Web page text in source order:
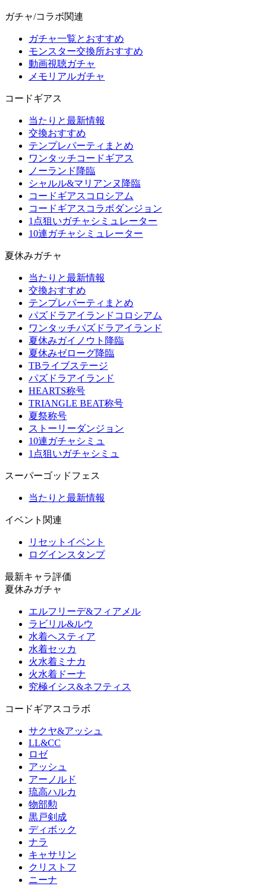
ガチャ/コラボ関連
ガチャ一覧とおすすめ
モンスター交換所おすすめ
動画視聴ガチャ
メモリアルガチャ
コードギアス
当たりと最新情報
交換おすすめ
テンプレパーティまとめ
ワンタッチコードギアス
ノーランド降臨
シャルル&マリアンヌ降臨
コードギアスコロシアム
コードギアスコラボダンジョン
1点狙いガチャシミュレーター
10連ガチャシミュレーター
夏休みガチャ
当たりと最新情報
交換おすすめ
テンプレパーティまとめ
パズドラアイランドコロシアム
ワンタッチパズドラアイランド
夏休みガイノウト降臨
夏休みゼローグ降臨
TBライブステージ
パズドラアイランド
HEARTS称号
TRIANGLE BEAT称号
夏祭称号
ストーリーダンジョン
10連ガチャシミュ
1点狙いガチャシミュ
スーパーゴッドフェス
当たりと最新情報
イベント関連
リセットイベント
ログインスタンプ
最新キャラ評価
夏休みガチャ
エルフリーデ&フィアメル
ラビリル&ルウ
水着ヘスティア
水着セッカ
火水着ミナカ
火水着ドーナ
究極イシス&ネフティス
コードギアスコラボ
サクヤ&アッシュ
LL&CC
ロゼ
アッシュ
アーノルド
琉高ハルカ
物部勲
黒戸剣成
ディボック
ナラ
キャサリン
クリストフ
ニーナ